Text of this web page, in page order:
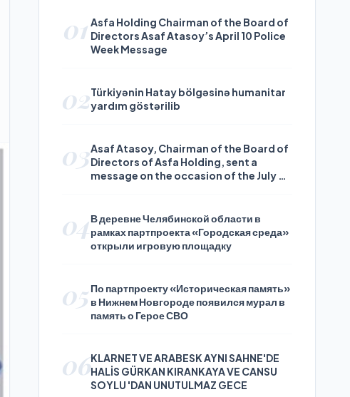
01 Asfa Holding Chairman of the Board of
Directors Asaf Atasoy’s April 10 Police
Week Message
02Türkiyənin Hatay bölgəsinə humanitar
yardım göstərilib
03Asaf Atasoy, Chairman of the Board of
Directors of Asfa Holding, sent a
message on the occasion of the July 24
04В деревне Челябинской области в
рамках партпроекта «Городская среда»
открыли игровую площадку
05 По партпроекту «Историческая память»
в Нижнем Новгороде появился мурал в
память о Герое СВО
06KLARNET VE ARABESK AYNI SAHNE'DE
HALİS GÜRKAN KIRANKAYA VE CANSU
SOYLU 'DAN UNUTULMAZ GECE